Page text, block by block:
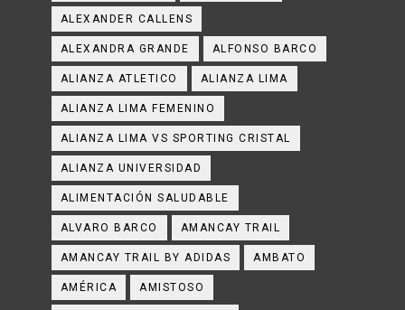
ALEXANDER CALLENS
ALEXANDRA GRANDE ALFONSO BARCO
ALIANZA ATLETICO ALIANZA LIMA
ALIANZA LIMA FEMENINO
ALIANZA LIMA VS SPORTING CRISTAL
ALIANZA UNIVERSIDAD
ALIMENTACIÓN SALUDABLE
ALVARO BARCO AMANCAY TRAIL
AMANCAY TRAIL BY ADIDAS AMBATO
AMÉRICA AMISTOSO